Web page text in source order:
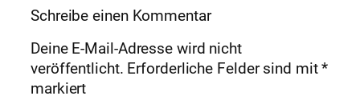
Schreibe einen Kommentar
Deine E-Mail-Adresse wird nicht
veröffentlicht. Erforderliche Felder sind mit*
markiert